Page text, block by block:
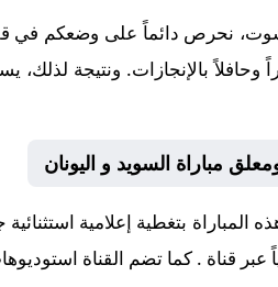
، نحرص دائماً على وضعكم في قلب
وحافلاً بالإنجازات. ونتيجة
مباراة السويد و اليونان
المباراة بتغطية إعلامية
عبر قناة . كما تضم القناة